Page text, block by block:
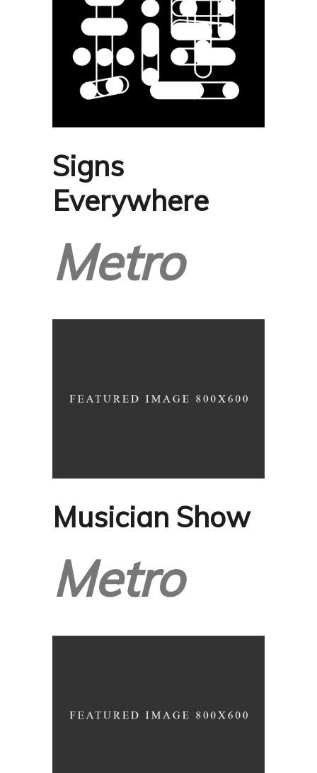
Signs
Everywhere
Metro
Musician Show
Metro